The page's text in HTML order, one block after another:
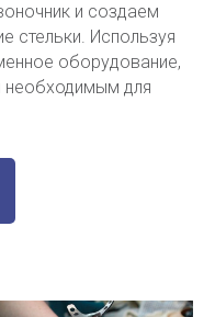
и создаем
стельки. Используя
оборудование,
необходимым для